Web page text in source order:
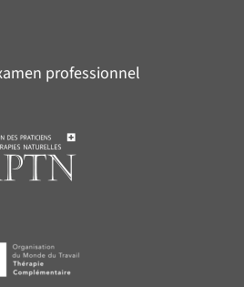
professionnel